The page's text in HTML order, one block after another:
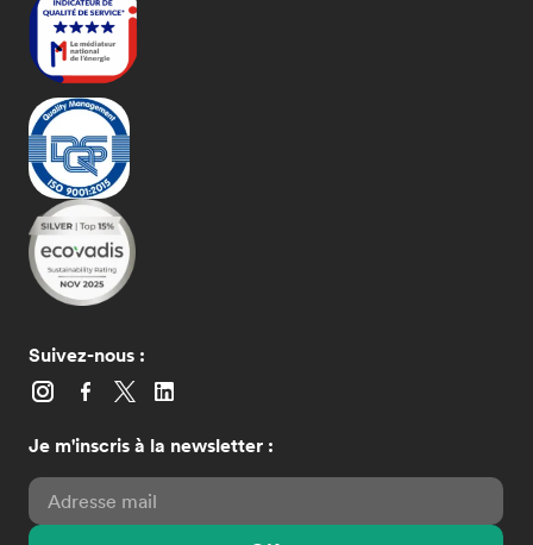
Suivez-nous :
Je m'inscris à la newsletter :